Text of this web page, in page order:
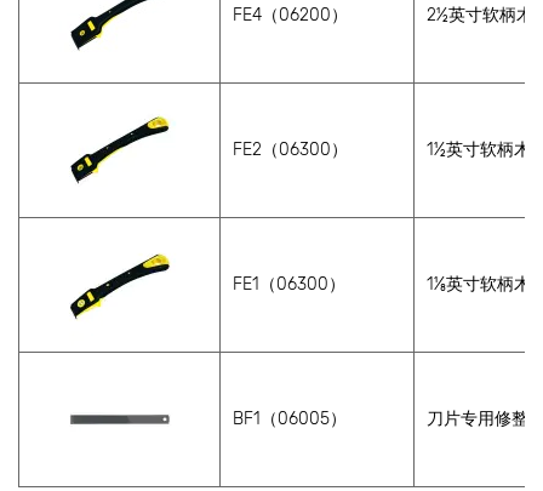
FE4（06200） 2½英寸软柄木
FE2（06300） 1½英寸软柄木
FE1（06300） 1⅛英寸软柄木
BF1（06005） 刀片专用修整